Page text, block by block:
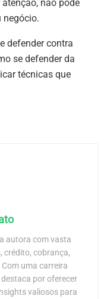
não pode
negócio.
defender contra
se defender da
técnicas que
autora com vasta
crédito, cobrança,
uma carreira
por oferecer
valiosos para